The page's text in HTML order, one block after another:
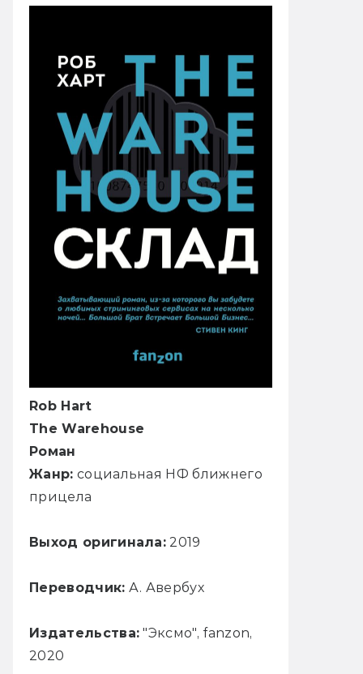
Rob Hart
The Warehouse
Роман
Жанр: социальная НФ ближнего
прицела
Выход оригинала: 2019
Переводчик: А. Авербух
Издательства: "Эксмо", fanzon,
2020